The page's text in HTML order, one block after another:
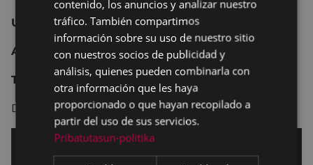
USA 2017 104 m
Animación
Todos públicos y recomendada para infancia
Dirección:Chris McKay.
SPANISH
contenido, los anuncios y analizar nuestro
tráfico. También compartimos
información sobre su uso de nuestro sitio
con nuestros socios de publicidad y
análisis, quienes pueden combinarla con
otra información que les haya
proporcionado o que hayan recopilado a
partir del uso de sus servicios.
Pribatutasun-politika